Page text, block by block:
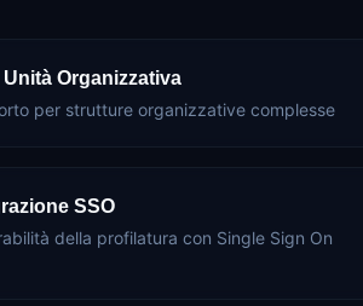
Unità Organizzativa
per strutture organizzative complesse
SSO
della profilatura con Single Sign On